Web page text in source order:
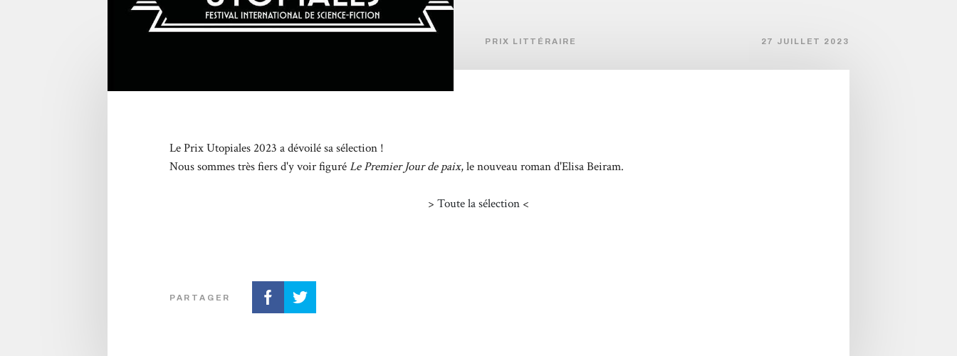
PRIX LITTÉRAIRE 27 JUILLET 2023
Le Prix Utopiales 2023 a dévoilé sa sélection !
Nous sommes très fiers d'y voir figuréLe Premier Jour de paix, le nouveau roman d'Elisa Beiram.
> Toute la sélection <
PARTAGER